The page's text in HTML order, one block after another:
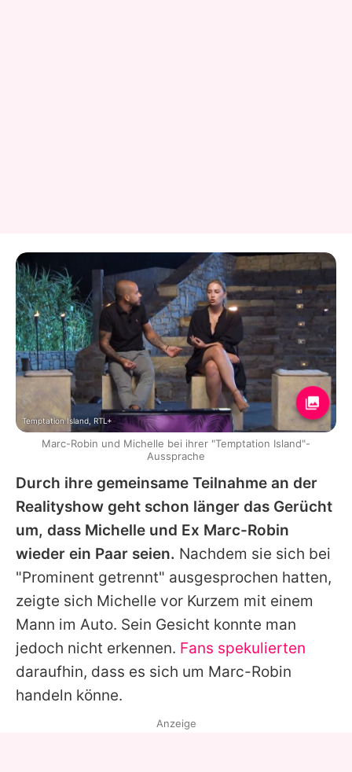
Durch ihre gemeinsame Teilnahme an der
Realityshow geht schon länger das Gerücht
um, dass Michelle und Ex Marc-Robin
wieder ein Paar seien. Nachdem sie sich bei
"Prominent getrennt" ausgesprochen hatten,
zeigte sich Michelle vor Kurzem mit einem
Mann im Auto. Sein Gesicht konnte man
jedoch nicht erkennen. Fans spekulierten
daraufhin, dass es sich um Marc-Robin
handeln könne.
Temptation Island, RTL+
Marc-Robin und Michelle bei ihrer "Temptation Island"-
Aussprache
Anzeige